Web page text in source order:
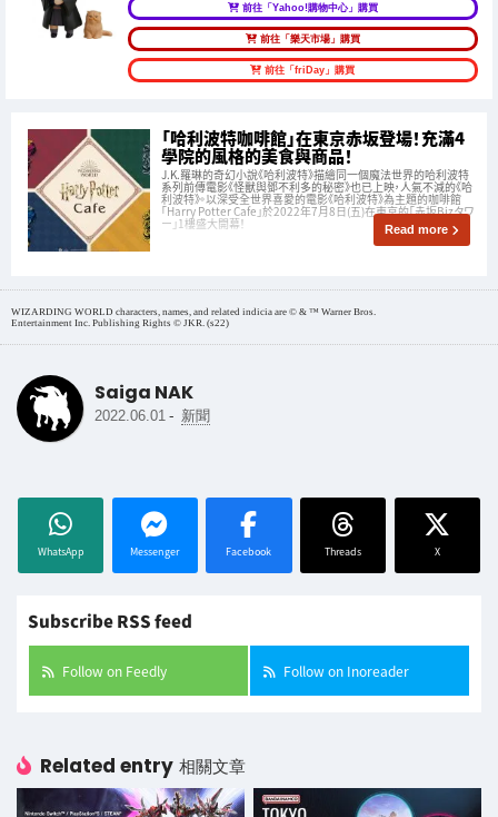
前往「Yahoo!購物中心」購買
前往「樂天市場」購買
前往「friDay」購買
「哈利波特咖啡館」在東京赤坂登場！充滿4
學院的風格的美食與商品！
J.K.羅琳的奇幻小說《哈利波特》描繪同一個魔法世界的哈利波特
系列前傳電影《怪獸與鄧不利多的秘密》也已上映，人氣不減的《哈
利波特》。以深受全世界喜愛的電影《哈利波特》為主題的咖啡館
「Harry Potter Cafe」於2022年7月8日(五)在東京的「赤坂Bizタワ
ー」1樓盛大開幕！ Read more
WIZARDING WORLD characters, names, and related indicia are © & ™ Warner Bros.
Entertainment Inc. Publishing Rights © JKR. (s22)
Saiga NAK
2022.06.01 - 新聞
WhatsApp Messenger Facebook Threads X
Subscribe RSS feed
Follow on Feedly Follow on Inoreader
Related entry 相關文章